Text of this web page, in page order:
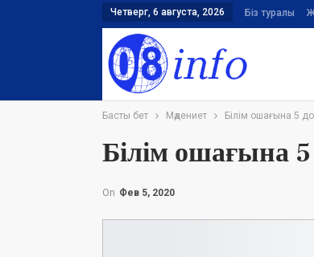
Четверг, 6 августа, 2026 Біз туралы
Басты бет Мәдениет Білім ошағына 5
Білім ошағына
On Фев 5, 2020